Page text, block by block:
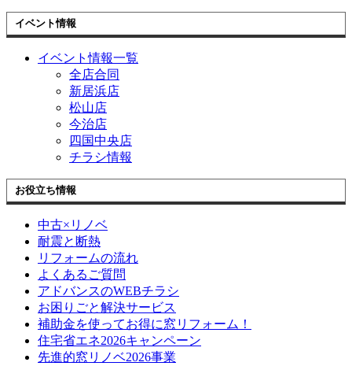
イベント情報
イベント情報一覧
全店合同
新居浜店
松山店
今治店
四国中央店
チラシ情報
お役立ち情報
中古×リノベ
耐震と断熱
リフォームの流れ
よくあるご質問
アドバンスのWEBチラシ
お困りごと解決サービス
補助金を使ってお得に窓リフォーム！
住宅省エネ2026キャンペーン
先進的窓リノベ2026事業